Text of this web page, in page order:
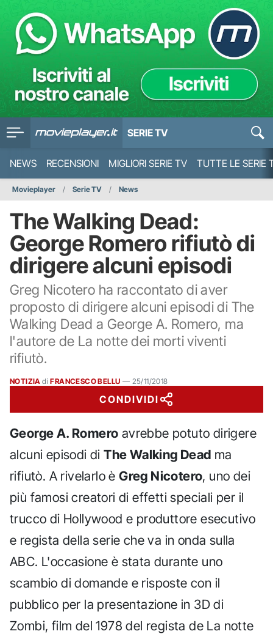
SERIE TV
NEWS RECENSIONI MIGLIORI SERIE TV TUTTE LE SERIE
Movieplayer Serie TV News
The Walking Dead:
George Romero rifiutò di
dirigere alcuni episodi
Greg Nicotero ha raccontato di aver
proposto di dirigere alcuni episodi di The
Walking Dead a George A. Romero, ma
l'autore de La notte dei morti viventi
rifiutò.
NOTIZIA di FRANCESCO BELLU — 25/11/2018
CONDIVIDI
George A. Romero avrebbe potuto dirigere
alcuni episodi diThe Walking Dead ma
rifiutò. A rivelarlo èGreg Nicotero, uno dei
più famosi creatori di effetti speciali per il
trucco di Hollywood e produttore esecutivo
e regista della serie che va in onda sulla
ABC. L'occasione è stata durante uno
scambio di domande e risposte con il
pubblico per la presentazione in 3D di
Zombi, film del 1978 del regista de La notte